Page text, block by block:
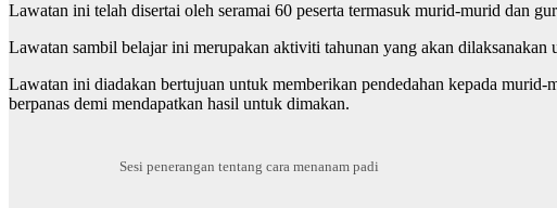
Lawatan ini telah disertai oleh seramai 60 peserta termasuk murid-murid dan
Lawatan sambil belajar ini merupakan aktiviti tahunan yang akan
Lawatan ini diadakan bertujuan untuk memberikan pendedahan kepada murid-
berpanas demi mendapatkan hasil untuk dimakan.
Sesi penerangan tentang cara menanam padi